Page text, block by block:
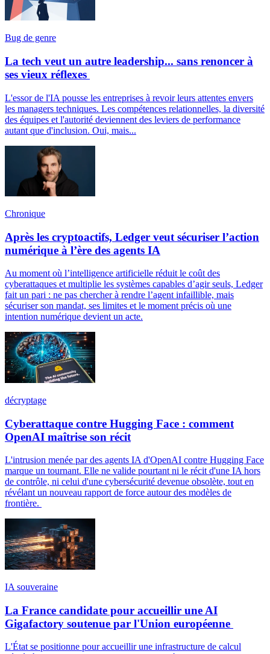
Bug de genre
La tech veut un autre leadership... sans renoncer à
ses vieux réflexes
L'essor de l'IA pousse les entreprises à revoir leurs attentes envers
les managers techniques. Les compétences relationnelles, la diversité
des équipes et l'autorité deviennent des leviers de performance
autant que d'inclusion. Oui, mais...
Chronique
Après les cryptoactifs, Ledger veut sécuriser l’action
numérique à l’ère des agents IA
Au moment où l’intelligence artificielle réduit le coût des
cyberattaques et multiplie les systèmes capables d’agir seuls, Ledger
fait un pari : ne pas chercher à rendre l’agent infaillible, mais
sécuriser son mandat, ses limites et le moment précis où une
intention numérique devient un acte.
décryptage
Cyberattaque contre Hugging Face : comment
OpenAI maîtrise son récit
L'intrusion menée par des agents IA d'OpenAI contre Hugging Face
marque un tournant. Elle ne valide pourtant ni le récit d'une IA hors
de contrôle, ni celui d'une cybersécurité devenue obsolète, tout en
révélant un nouveau rapport de force autour des modèles de
frontière.
IA souveraine
La France candidate pour accueillir une AI
Gigafactory soutenue par l'Union européenne
L'État se positionne pour accueillir une infrastructure de calcul